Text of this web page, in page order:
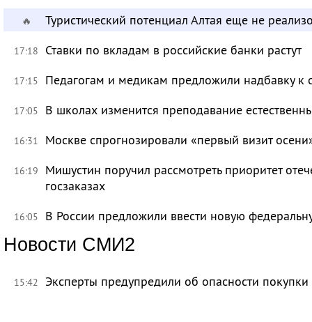
🔥 Туристический потенциал Алтая еще не
17:18 Ставки по вкладам в российские банки растут
17:15 Педагогам и медикам предложили надбавку к
17:05 В школах изменится преподавание
16:31 Москве спрогнозировали «первый визит
16:19
Мишустин поручил рассмотреть приоритет
госзаказах
16:05 В России предложили ввести новую
Новости СМИ2
15:42 Эксперты предупредили об опасности